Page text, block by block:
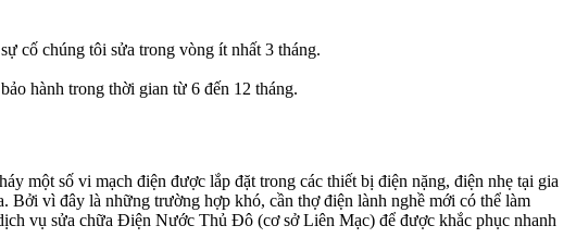
cố chúng tôi sửa trong vòng ít nhất 3 tháng.
hành trong thời gian từ 6 đến 12 tháng.
một số vi mạch điện được lắp đặt trong các thiết bị điện nặng, điện nhẹ tại gia
Bởi vì đây là những trường hợp khó, cần thợ điện lành nghề mới có thể làm
vụ sửa chữa Điện Nước Thủ Đô (cơ sở Liên Mạc) để được khắc phục nhanh